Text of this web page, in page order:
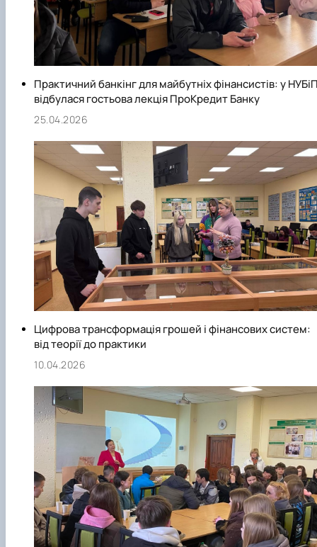
Практичний банкінг для майбутніх фінансистів: у
відбулася гостьова лекція ПроКредит Банку
25.04.2026
Цифрова трансформація грошей і фінансових систем:
від теорії до практики
10.04.2026